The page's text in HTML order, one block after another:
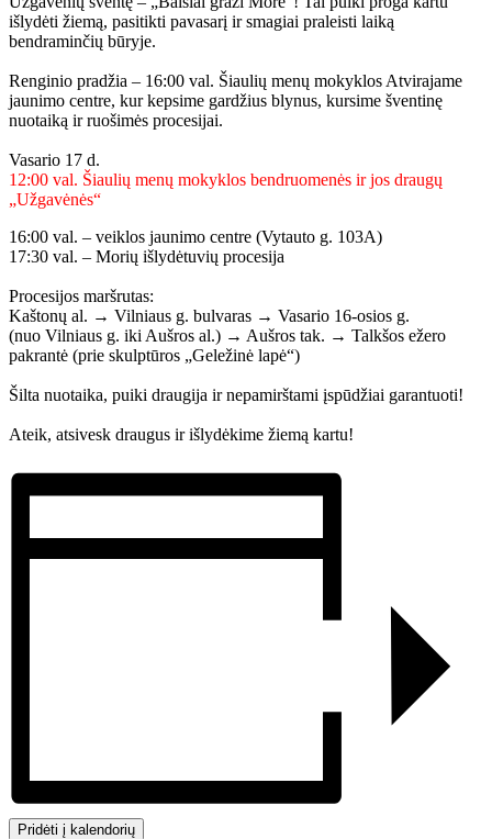
išlydėti žiemą, pasitikti pavasarį ir smagiai praleisti laiką
bendraminčių būryje.
Renginio pradžia – 16:00 val. Šiaulių menų mokyklos Atvirajame
jaunimo centre, kur kepsime gardžius blynus, kursime šventinę
nuotaiką ir ruošimės procesijai.
Vasario 17 d.
12:00 val. Šiaulių menų mokyklos bendruomenės ir jos draugų
„Užgavėnės“
16:00 val. – veiklos jaunimo centre (Vytauto g. 103A)
17:30 val. – Morių išlydėtuvių procesija
Procesijos maršrutas:
Kaštonų al. → Vilniaus g. bulvaras → Vasario 16-osios g.
(nuo Vilniaus g. iki Aušros al.) → Aušros tak. → Talkšos ežero
pakrantė (prie skulptūros „Geležinė lapė“)
Šilta nuotaika, puiki draugija ir nepamirštami įspūdžiai garantuoti!
Ateik, atsivesk draugus ir išlydėkime žiemą kartu!
Pridėti į kalendorių